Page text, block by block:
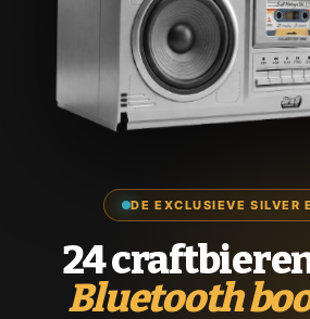
DE EXCLUSIEVE SILVER
24
Bluetooth